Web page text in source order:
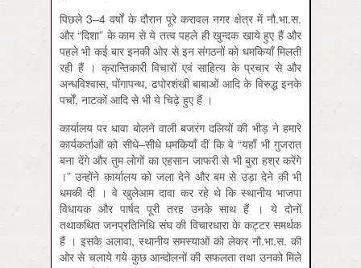
पिछले 3–4 वर्षों के दौरान पूरे करावल नगर क्षेत्र में नौ.भा.स.
और “दिशा” के काम से ये तत्व पहले ही खुन्दक खाये हुए हैं और
पहले भी कई बार इनकी ओर से इन संगठनों को धमकियाँ मिलती
रही हैं । क्रान्तिकारी विचारों एवं साहित्य के प्रचार से और
अन्धविश्वास, पोंगापन्थ, ढपोरशंखी बाबाओं आदि के विरुद्ध इनके
पर्चों, नाटकों आदि से भी ये चिढ़े हुए हैं ।
कार्यालय पर धावा बोलने वाली बजरंग दलियों की भीड़ ने हमारे
कार्यकर्ताओं को सीधे–सीधे धमकियाँ दीं कि वे “यहाँ भी गुजरात
बना देंगे और तुम लोगों का एहसान जाफरी से भी बुरा हश्र करेंगे
।” उन्होंने कार्यालय को जला देने और बम से उड़ा देने की भी
धमकी दी । वे खुलेआम दावा कर रहे थे कि स्थानीय भाजपा
विधायक और पार्षद पूरी तरह उनके साथ हैं । ये दोनों
तथाकथित जनप्रतिनिधि संघ की विचारधारा के कट्टर समर्थक
हैं । इसके अलावा, स्थानीय समस्याओं को लेकर नौ.भा.स. की
ओर से चलाये गये कुछ आन्दोलनों की सफलता तथा उनको मिले